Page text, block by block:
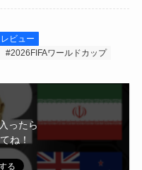
ビュー
#2026FIFAワールドカップ
ったら
ね！